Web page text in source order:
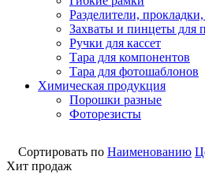
Разделители,
Захваты и пинцеты для
Ручки для кассет
Тара для компонентов
Тара для фотошаблонов
Химическая продукция
Порошки разные
Фоторезисты
Сортировать по Наименованию
Хит продаж